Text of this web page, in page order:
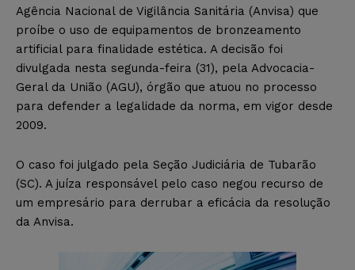
Agência Nacional de Vigilância Sanitária (Anvisa) que
proíbe o uso de equipamentos de bronzeamento
artificial para finalidade estética. A decisão foi
divulgada nesta segunda-feira (31), pela Advocacia-
Geral da União (AGU), órgão que atuou no processo
para defender a legalidade da norma, em vigor desde
2009.
O caso foi julgado pela Seção Judiciária de Tubarão
(SC). A juíza responsável pelo caso negou recurso de
um empresário para derrubar a eficácia da resolução
da Anvisa.